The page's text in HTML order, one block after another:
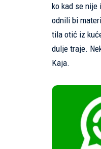
ko kad se nije
odnili bi
tila otić iz
dulje traje.
Kaja.